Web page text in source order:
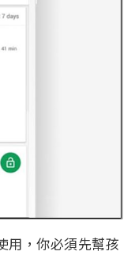
用，你必須先幫孩